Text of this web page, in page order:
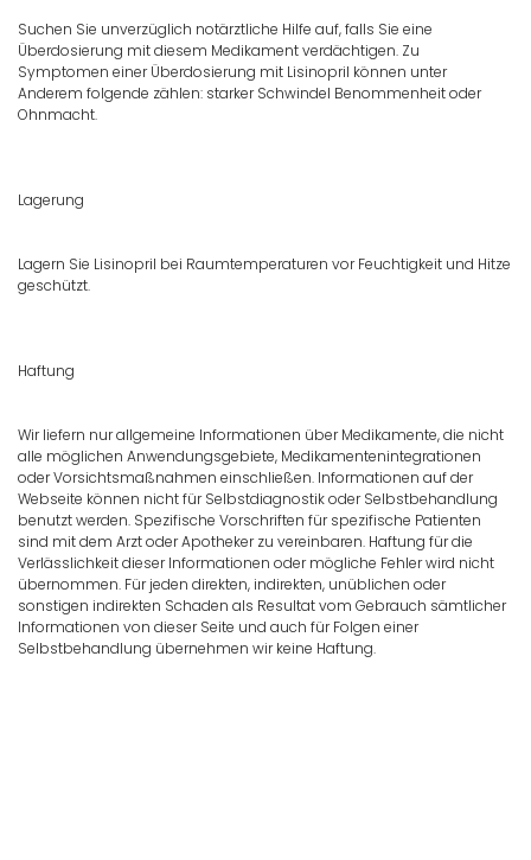
Suchen Sie unverzüglich notärztliche Hilfe auf, falls Sie eine
Überdosierung mit diesem Medikament verdächtigen. Zu
Symptomen einer Überdosierung mit Lisinopril können unter
Anderem folgende zählen: starker Schwindel Benommenheit oder
Ohnmacht.
Lagerung
Lagern Sie Lisinopril bei Raumtemperaturen vor Feuchtigkeit und Hitze
geschützt.
Haftung
Wir liefern nur allgemeine Informationen über Medikamente, die nicht
alle möglichen Anwendungsgebiete, Medikamentenintegrationen
oder Vorsichtsmaßnahmen einschließen. Informationen auf der
Webseite können nicht für Selbstdiagnostik oder Selbstbehandlung
benutzt werden. Spezifische Vorschriften für spezifische Patienten
sind mit dem Arzt oder Apotheker zu vereinbaren. Haftung für die
Verlässlichkeit dieser Informationen oder mögliche Fehler wird nicht
übernommen. Für jeden direkten, indirekten, unüblichen oder
sonstigen indirekten Schaden als Resultat vom Gebrauch sämtlicher
Informationen von dieser Seite und auch für Folgen einer
Selbstbehandlung übernehmen wir keine Haftung.